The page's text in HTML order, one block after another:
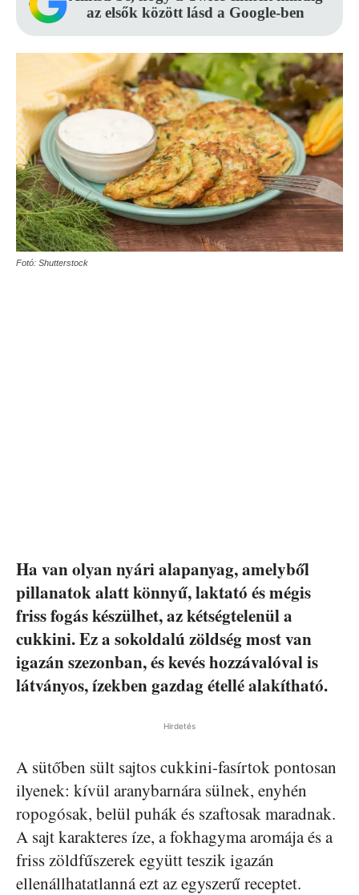
az elsők között lásd a Google-ben
Fotó: Shutterstock
Ha van olyan nyári alapanyag, amelyből
pillanatok alatt könnyű, laktató és mégis
friss fogás készülhet, az kétségtelenül a
cukkini. Ez a sokoldalú zöldség most van
igazán szezonban, és kevés hozzávalóval is
látványos, ízekben gazdag étellé alakítható.
Hirdetés
A sütőben sült sajtos cukkini-fasírtok pontosan
ilyenek: kívül aranybarnára sülnek, enyhén
ropogósak, belül puhák és szaftosak maradnak.
A sajt karakteres íze, a fokhagyma aromája és a
friss zöldfűszerek együtt teszik igazán
ellenállhatatlanná ezt az egyszerű receptet.